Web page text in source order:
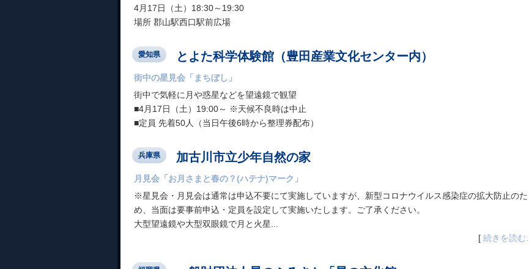
4月17日（土）18:30～19:30
場所 郡山駅西口駅前広場
愛知県 とよた科学体験館（豊田産業文化センター内）
街中の星見会「まちぼし」
街中で気軽に月や惑星などを望遠鏡で観望
■4月17日（土）19:00～ ※天候不良時は中止
■定員 先着50人（当日午後6時から整理券配布）
兵庫県 加古川市立少年自然の家
月見会「お月さまと春の？(ハテナ)マーク」
※星見会・月見会は通常は申込不要にて実施していますが、新型コロナウイルス感染症の拡大防止のた
め、当面は要事前申込・定員を設定して実施いたします。ご了承ください。
大型望遠鏡や大型双眼鏡で月と火星...
[ 続きを読む...